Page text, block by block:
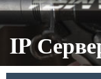
IP